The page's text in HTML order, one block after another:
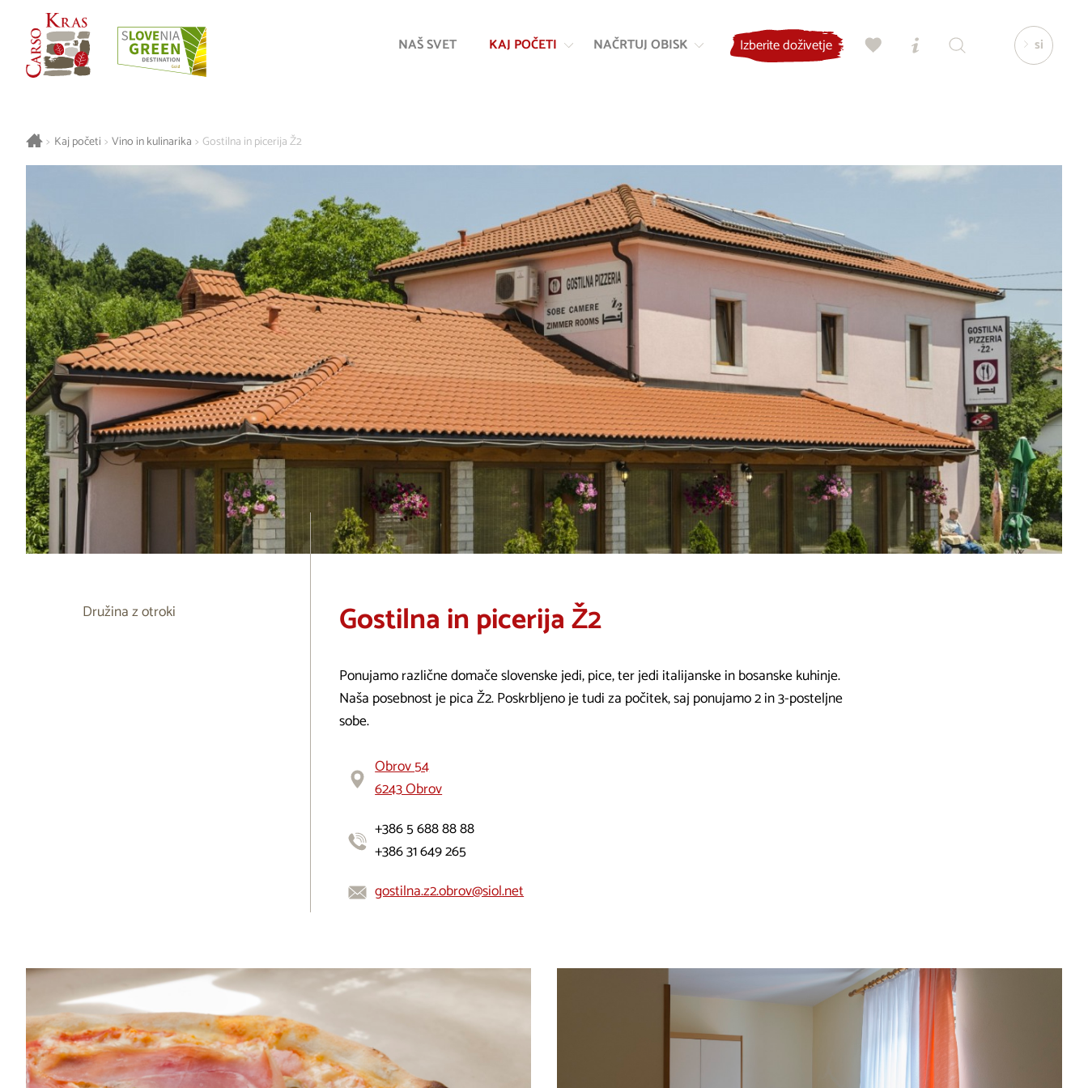
vsebino
NAŠ SVET KAJ POČETI NAČRTUJ OBISK Izberite doživetje si
> Kaj početi > Vino in kulinarika > Gostilna in picerija Ž2
Gostilna in picerija Ž2
Ponujamo različne domače slovenske jedi, pice, ter jedi italijanske in bosanske kuhinje.
Naša posebnost je pica Ž2. Poskrbljeno je tudi za počitek, saj ponujamo 2 in 3-posteljne
sobe.
Obrov 54
6243 Obrov
+386 5 688 88 88
+386 31 649 265
gostilna.z2.obrov@siol.net
Družina z otroki